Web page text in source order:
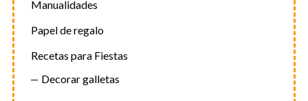
Manualidades
Papel de regalo
Recetas para Fiestas
Decorar galletas